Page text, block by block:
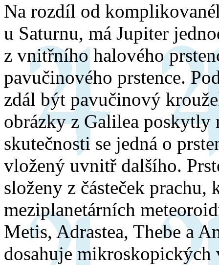
Na rozdíl od
u Saturnu, má Jupiter
z vnitřního halového
pavučinového prstence.
zdál být pavučinový
obrázky z Galilea poskytly
skutečnosti se jedná o
vložený uvnitř dalšího.
složeny z částeček
meziplanetárních
Metis, Adrastea, Thebe a
dosahuje